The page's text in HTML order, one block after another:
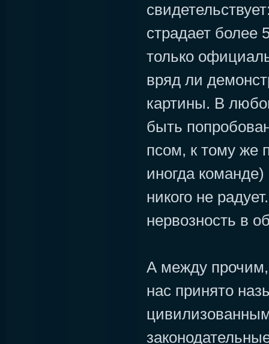
страдает более
только
вряд ли
картины. В
быть
псом, к тому же
иногда команде)
никого не
нервозность в
А между прочим,
нас принято